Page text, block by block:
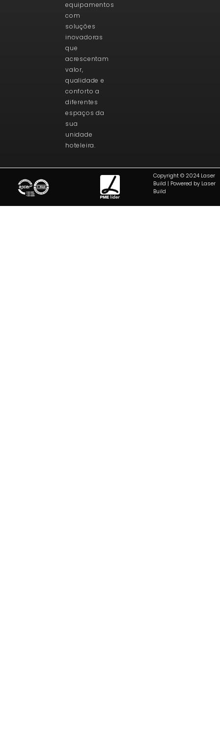
equipamentos
com
soluções
inovadoras
que
acrescentam
valor,
qualidade e
conforto a
diferentes
espaços da
sua
unidade
hoteleira.
Copyright © 2024 Laser
Build | Powered by Laser
Build